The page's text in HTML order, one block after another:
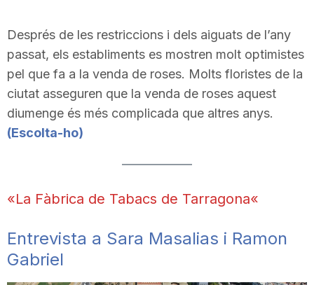
Després de les restriccions i dels aiguats de l’any
passat, els establiments es mostren molt optimistes
pel que fa a la venda de roses. Molts floristes de la
ciutat asseguren que la venda de roses aquest
diumenge és més complicada que altres anys.
(Escolta-ho)
«La Fàbrica de Tabacs de Tarragona«
Entrevista a Sara Masalias i Ramon
Gabriel